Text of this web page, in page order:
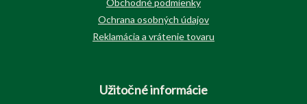
Obchodné podmienky
Ochrana osobných údajov
Reklamácia a vrátenie tovaru
Užitočné informácie